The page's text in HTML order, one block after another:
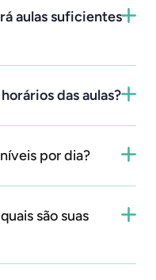
aulas suficientes
das aulas?
por dia?
são suas